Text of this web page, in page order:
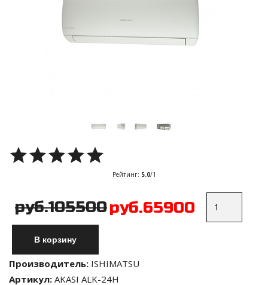
Рейтинг: 5.0/1
руб.105500руб.65900
Производитель: ISHIMATSU
Артикул: AKASI ALK-24H